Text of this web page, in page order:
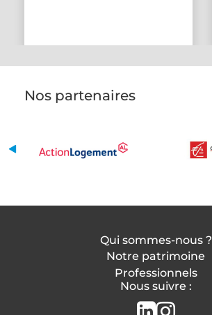
Nos partenaires
Qui sommes-nous ?
Notre patrimoine
Professionnels
Nous suivre :